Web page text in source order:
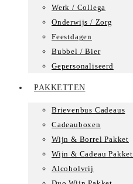
Werk / Collega
Onderwijs / Zorg
Feestdagen
Bubbel / Bier
Gepersonaliseerd
PAKKETTEN
Brievenbus Cadeaus
Cadeauboxen
Wijn & Borrel Pakket
Wijn & Cadeau Pakket
Alcoholvrij